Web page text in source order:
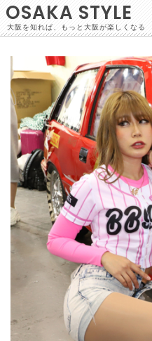
OSAKA STYLE
大阪を知れば、もっと大阪が楽しくなる